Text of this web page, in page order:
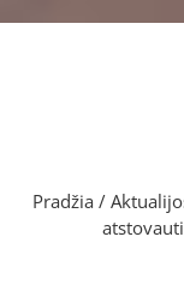
Pradžia /